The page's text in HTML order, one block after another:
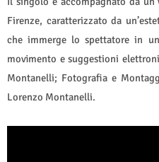
Firenze, caratterizzato da
che immerge lo spettatore in
movimento e suggestioni
Montanelli; Fotografia e
Lorenzo Montanelli.